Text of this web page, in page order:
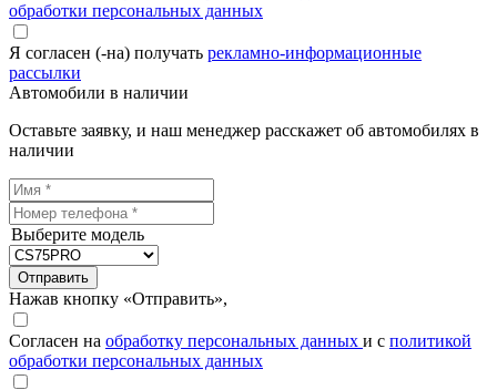
обработки персональных данных
Я согласен (-на) получать рекламно-информационные
рассылки
Автомобили в наличии
Оставьте заявку, и наш менеджер расскажет об автомобилях в
наличии
Выберите модель
Отправить
Нажав кнопку «Отправить»,
Согласен на обработку персональных данных и с политикой
обработки персональных данных